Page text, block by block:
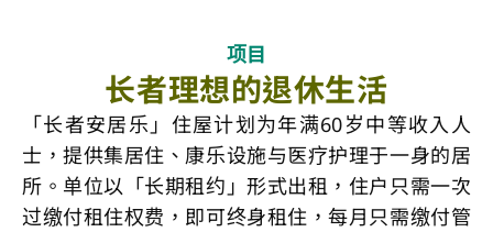
项目
长者理想的退休生活
「长者安居乐」住屋计划为年满60岁中等收入人
士，提供集居住、康乐设施与医疗护理于一身的居
所。单位以「长期租约」形式出租，住户只需一次
过缴付租住权费，即可终身租住，每月只需缴付管